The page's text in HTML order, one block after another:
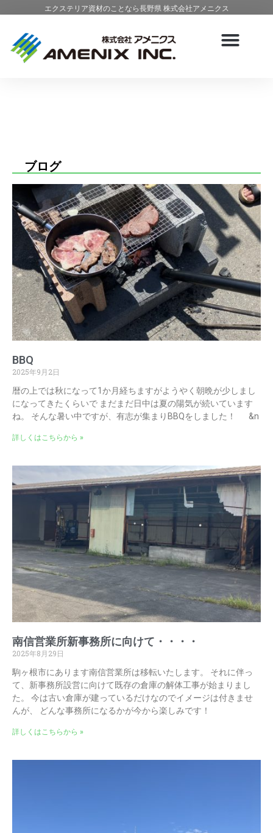
エクステリア資材のことなら長野県 株式会社アメニクス
ブログ
BBQ
2025年9月2日
暦の上では秋になって1か月経ちますがようやく朝晩が少しまし
になってきたくらいで まだまだ日中は夏の陽気が続いています
ね。 そんな暑い中ですが、有志が集まりBBQをしました！ &n
詳しくはこちらから »
南信営業所新事務所に向けて・・・・
2025年8月29日
駒ヶ根市にあります南信営業所は移転いたします。 それに伴っ
て、新事務所設営に向けて既存の倉庫の解体工事が始まりまし
た。 今は古い倉庫が建っているだけなのでイメージは付きませ
んが、 どんな事務所になるかが今から楽しみです！
詳しくはこちらから »